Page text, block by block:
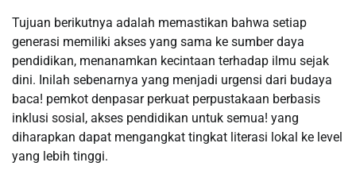
Tujuan berikutnya adalah memastikan bahwa setiap
generasi memiliki akses yang sama ke sumber daya
pendidikan, menanamkan kecintaan terhadap ilmu sejak
dini. Inilah sebenarnya yang menjadi urgensi dari budaya
baca! pemkot denpasar perkuat perpustakaan berbasis
inklusi sosial, akses pendidikan untuk semua! yang
diharapkan dapat mengangkat tingkat literasi lokal ke level
yang lebih tinggi.